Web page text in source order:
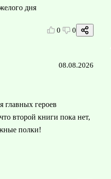
дня
0 0
08.08.2026
главных героев
второй книги пока нет,
полки!